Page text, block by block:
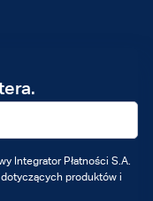
Integrator Płatności S.A.
produktów i